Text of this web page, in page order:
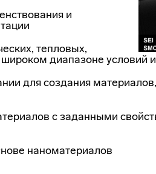
и
тепловых,
диапазоне условий
для создания
с заданными
наноматериалов